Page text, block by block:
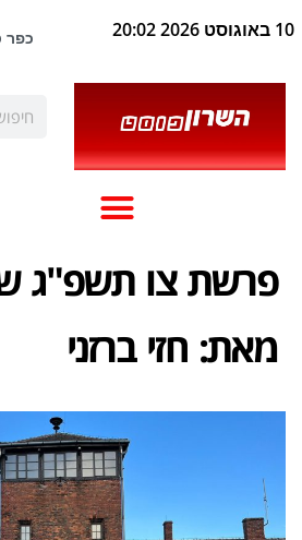
10 באוגוסט 2026 20:02
פרשת צו תשפ"ג
מאת: חזי ברזני